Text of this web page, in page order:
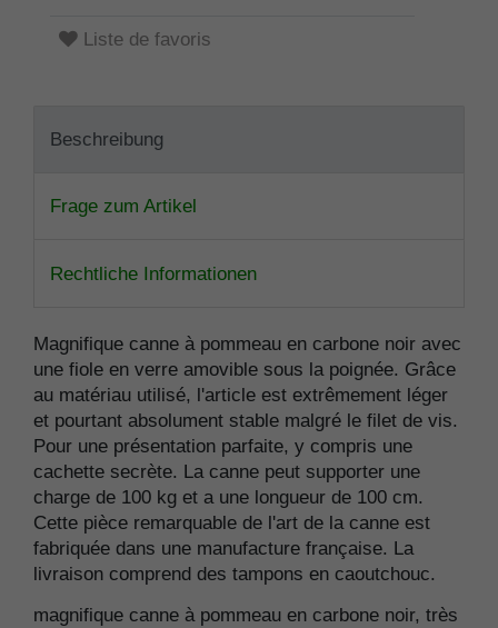
Liste de favoris
Beschreibung
Frage zum Artikel
Rechtliche Informationen
Magnifique canne à pommeau en carbone noir avec
une fiole en verre amovible sous la poignée. Grâce
au matériau utilisé, l'article est extrêmement léger
et pourtant absolument stable malgré le filet de vis.
Pour une présentation parfaite, y compris une
cachette secrète. La canne peut supporter une
charge de 100 kg et a une longueur de 100 cm.
Cette pièce remarquable de l'art de la canne est
fabriquée dans une manufacture française. La
livraison comprend des tampons en caoutchouc.
magnifique canne à pommeau en carbone noir, très